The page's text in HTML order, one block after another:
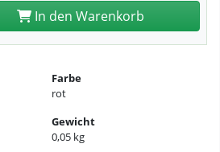
In den Warenkorb
Farbe
rot
Gewicht
0,05 kg